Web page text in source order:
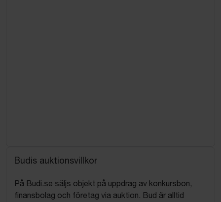
Budis auktionsvillkor
På Budi.se säljs objekt på uppdrag av konkursbon,
finansbolag och företag via auktion. Bud är alltid